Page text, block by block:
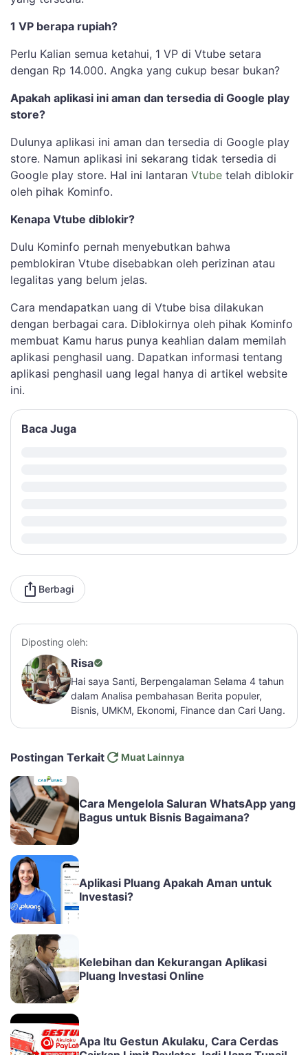
1 VP berapa rupiah?
Perlu Kalian semua ketahui, 1 VP di Vtube setara
dengan Rp 14.000. Angka yang cukup besar bukan?
Apakah aplikasi ini aman dan tersedia di Google play
store?
Dulunya aplikasi ini aman dan tersedia di Google play
store. Namun aplikasi ini sekarang tidak tersedia di
Google play store. Hal ini lantaran Vtube telah diblokir
oleh pihak Kominfo.
Kenapa Vtube diblokir?
Dulu Kominfo pernah menyebutkan bahwa
pemblokiran Vtube disebabkan oleh perizinan atau
legalitas yang belum jelas.
Cara mendapatkan uang di Vtube bisa dilakukan
dengan berbagai cara. Diblokirnya oleh pihak Kominfo
membuat Kamu harus punya keahlian dalam memilah
aplikasi penghasil uang. Dapatkan informasi tentang
aplikasi penghasil uang legal hanya di artikel website
ini.
Baca Juga
Berbagi
Diposting oleh:
Risa
Hai saya Santi, Berpengalaman Selama 4 tahun
dalam Analisa pembahasan Berita populer,
Bisnis, UMKM, Ekonomi, Finance dan Cari Uang.
Postingan Terkait Muat Lainnya
Cara Mengelola Saluran WhatsApp yang
Bagus untuk Bisnis Bagaimana?
Aplikasi Pluang Apakah Aman untuk
Investasi?
Kelebihan dan Kekurangan Aplikasi
Pluang Investasi Online
Apa Itu Gestun Akulaku, Cara Cerdas